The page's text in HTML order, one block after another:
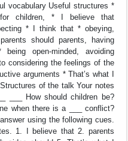
vocabulary Useful structures *
children, * I believe that
* I think that * obeying,
should parents, having
open-minded, avoiding
considering the feelings of the
arguments * That’s what I
of the talk Your notes
___ How should children be?
when there is a ___ conflict?
using the following cues.
1. I believe that 2. parents